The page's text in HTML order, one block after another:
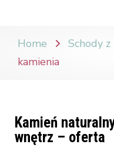
Home Schody z
kamienia
Kamień
wnętrz – oferta